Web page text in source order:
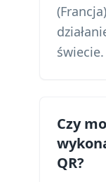
świecie.
Czy
QR?